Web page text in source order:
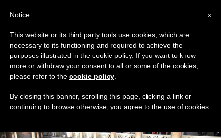
TAG
DERNIÈRES NOUVELLES
x
Notice
This website or its third party tools use cookies, which are
necessary to its functioning and required to achieve the
purposes illustrated in the cookie policy. If you want to know
more or withdraw your consent to all or some of the cookies,
please refer to the cookie policy
By closing this banner, scrolling this page, clicking a link or
continuing to browse otherwise, you agree to the use of cookies.